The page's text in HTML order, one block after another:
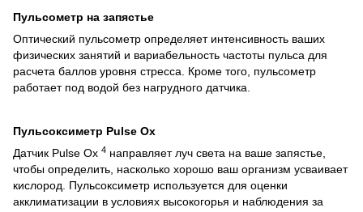
Пульсометр на запястье
Оптический пульсометр определяет интенсивность ваших
физических занятий и вариабельность частоты пульса для
расчета баллов уровня стресса. Кроме того, пульсометр
работает под водой без нагрудного датчика.
Пульсоксиметр Pulse Ox
Датчик Pulse Ox 4 направляет луч света на ваше запястье,
чтобы определить, насколько хорошо ваш организм усваивает
кислород. Пульсоксиметр используется для оценки
акклиматизации в условиях высокогорья и наблюдения за